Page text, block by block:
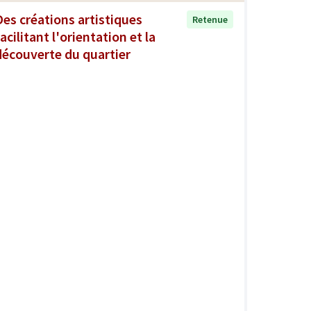
créations artistiques
l'orientation et la
du quartier
Retenue